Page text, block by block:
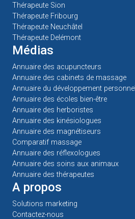
Thérapeute Sion
Thérapeute Fribourg
Thérapeute Neuchâtel
Thérapeute Delémont
Médias
Annuaire des acupuncteurs
Annuaire des cabinets de massage
Annuaire du développement personnel
Annuaire des écoles bien-être
Annuaire des herboristes
Annuaire des kinésiologues
Annuaire des magnétiseurs
Comparatif massage
Annuaire des réflexologues
Annuaire des soins aux animaux
Annuaire des thérapeutes
A propos
Solutions marketing
Contactez-nous